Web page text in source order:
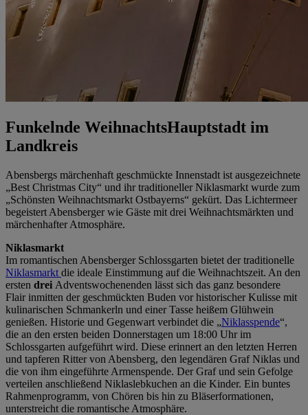
Funkelnde WeihnachtsHauptstadt im
Landkreis
Abensbergs märchenhaft geschmückte Innenstadt ist ausgezeichnete
„Best Christmas City“ und ihr traditioneller Niklasmarkt wurde zum
„Schönsten Weihnachtsmarkt Ostbayerns“ gekürt. Das Lichtermeer
begeistert Abensberger wie Gäste mit drei Weihnachtsmärkten und
märchenhafter Atmosphäre.
Niklasmarkt
Im romantischen Abensberger Schlossgarten bietet der traditionelle
Niklasmarkt die ideale Einstimmung auf die Weihnachtszeit. An den
ersten drei Adventswochenenden lässt sich das ganz besondere
Flair inmitten der geschmückten Buden vor historischer Kulisse mit
kulinarischen Schmankerln und einer Tasse heißem Glühwein
genießen. Historie und Gegenwart verbindet die „Niklasspende“,
die an den ersten beiden Donnerstagen um 18:00 Uhr im
Schlossgarten aufgeführt wird. Diese erinnert an den letzten Herren
und tapferen Ritter von Abensberg, den legendären Graf Niklas und
die von ihm eingeführte Armenspende. Der Graf und sein Gefolge
verteilen anschließend Niklaslebkuchen an die Kinder. Ein buntes
Rahmenprogramm, von Chören bis hin zu Bläserformationen,
unterstreicht die romantische Atmosphäre.